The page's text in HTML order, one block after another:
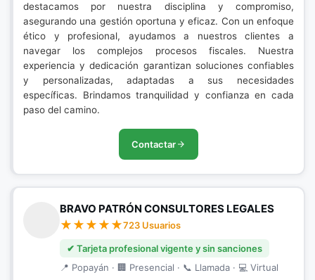
destacamos por nuestra disciplina y compromiso,
asegurando una gestión oportuna y eficaz. Con un enfoque
ético y profesional, ayudamos a nuestros clientes a
navegar los complejos procesos fiscales. Nuestra
experiencia y dedicación garantizan soluciones confiables
y personalizadas, adaptadas a sus necesidades
específicas. Brindamos tranquilidad y confianza en cada
paso del camino.
Contactar
BRAVO PATRÓN CONSULTORES LEGALES
723 Usuarios
✔ Tarjeta profesional vigente y sin sanciones
📍 Popayán · 🏢 Presencial · 📞 Llamada · 💻 Virtual